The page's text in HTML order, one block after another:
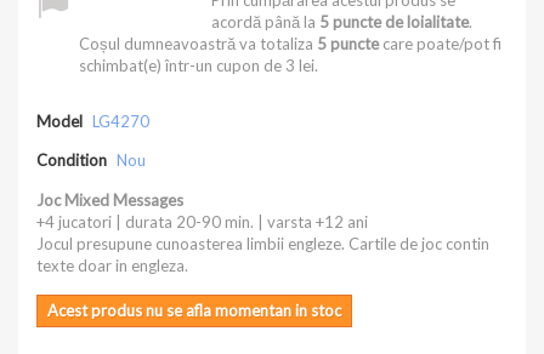
acordă până la 5 puncte de loialitate.
Coșul dumneavoastră va totaliza 5 punctecare poate/pot fi
schimbat(e) într-un cupon de 3 lei.
Model LG4270
Condition Nou
Joc Mixed Messages
+4 jucatori | durata 20-90 min. | varsta +12 ani
Jocul presupune cunoasterea limbii engleze. Cartile de joc contin
texte doar in engleza.
Acest produs nu se afla momentan in stoc